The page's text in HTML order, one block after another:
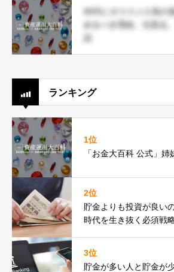
60代にオススメ人気の
めるべき理由、注意点
ランキング
1位
「お金大百科 公式」
2位
貯金よりも投資が良い
時代を生き抜く必須戦
3位
貯金が多い人と貯金が